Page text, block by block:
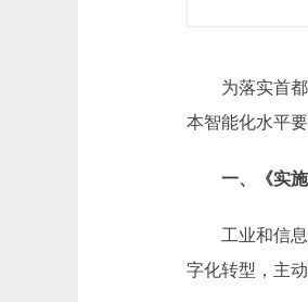
为落实首都功
本智能化水平
一、《实施
工业和信息化
字化转型，主